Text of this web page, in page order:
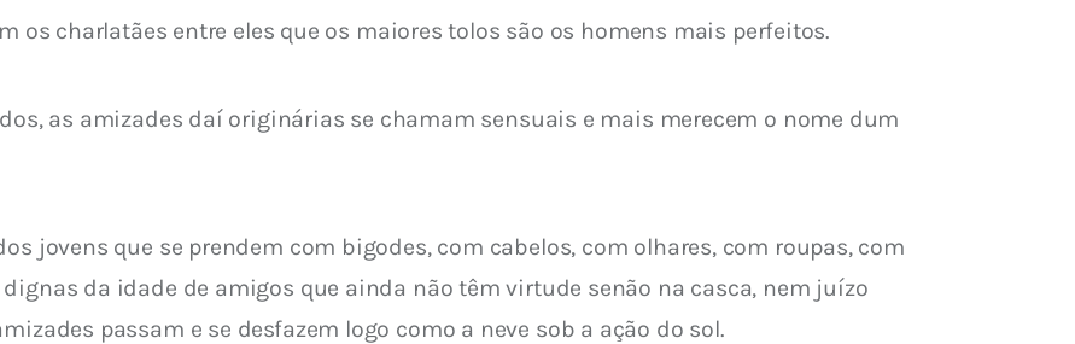
os charlatães entre eles que os maiores tolos são os homens mais perfeitos.
as amizades daí originárias se chamam sensuais e mais merecem o nome dum
jovens que se prendem com bigodes, com cabelos, com olhares, com roupas, com
da idade de amigos que ainda não têm virtude senão na casca, nem juízo
passam e se desfazem logo como a neve sob a ação do sol.